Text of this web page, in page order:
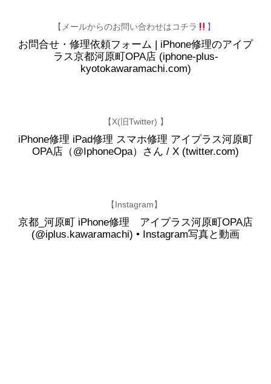
【メールからのお問い合わせはコチラ 】
お問合せ・修理依頼フォーム | iPhone修理のアイプ
ラス京都河原町OPA店 (iphone-plus-
kyotokawaramachi.com)
【X(旧Twitter) 】
iPhone修理 iPad修理 スマホ修理 アイプラス河原町
OPA店（@IphoneOpa）さん / X (twitter.com)
【Instagram】
京都_河原町 iPhone修理 アイプラス河原町OPA店
(@iplus.kawaramachi) • Instagram写真と動画